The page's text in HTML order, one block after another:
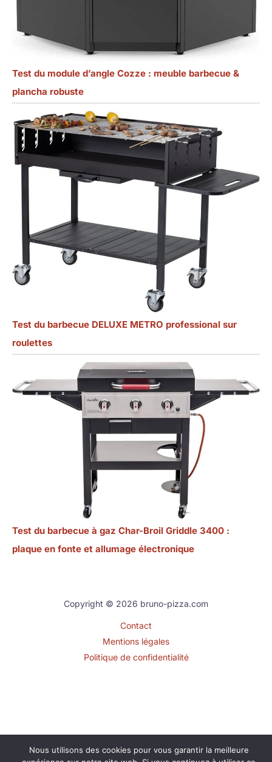
Test du module d’angle Cozze : meuble barbecue &
plancha robuste
Test du barbecue DELUXE METRO professional sur
roulettes
Test du barbecue à gaz Char-Broil Griddle 3400 :
plaque en fonte et allumage électronique
Copyright © 2026 bruno-pizza.com
Contact
Mentions légales
Politique de confidentialité
Nous utilisons des cookies pour vous garantir la meilleure